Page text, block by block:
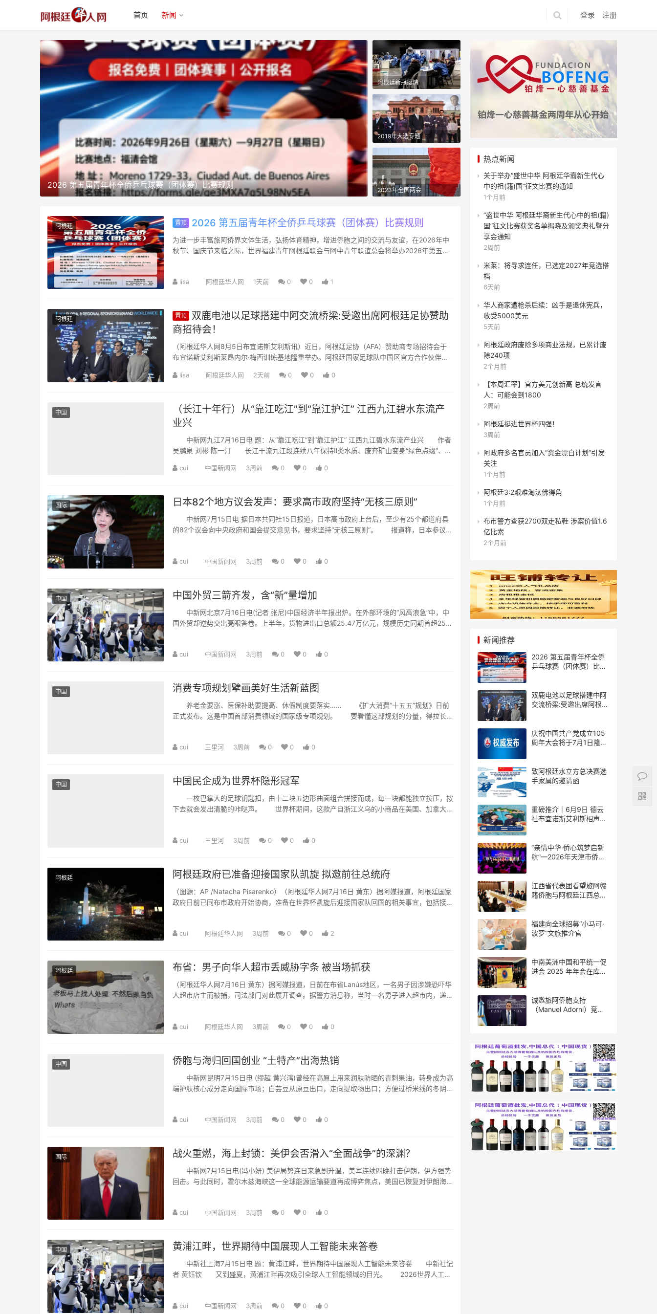
登录 注册
首页 新闻
2026 第五届青年杯全侨乒乓球赛（团体赛）比赛规则 双鹿电池以足球搭建中阿交流桥梁:受邀出席阿根廷足协赞助商招待会！
阿根廷新冠疫情
2019年大选专题
2023年全国两会
阿根廷 置顶 2026 第五届青年杯全侨乒乓球赛（团体赛）比赛规则
为进一步丰富旅阿侨界文体生活，弘扬体育精神，增进侨胞之间的交流与友谊，在2026年中
秋节、国庆节来临之际，世界福建青年阿根廷联会与阿中青年联谊总会将举办2026年第五届
lisa 阿根廷华人网 1天前 0 0 1
阿根廷 置顶 双鹿电池以足球搭建中阿交流桥梁:受邀出席阿根廷足协赞助
商招待会！
（阿根廷华人网8月5日布宜诺斯艾利斯讯）近日，阿根廷足协（AFA）赞助商专场招待会于
布宜诺斯艾利斯莱昂内尔·梅西训练基地隆重举办。阿根廷国家足球队中国区官方合作伙伴双
lisa 阿根廷华人网 2天前 0 0 0
中国
（长江十年行）从“靠江吃江”到“靠江护江” 江西九江碧水东流产
业兴
中新网九江7月16日电 题：从“靠江吃江”到“靠江护江” 江西九江碧水东流产业兴 作者
吴鹏泉 刘彬 陈一汀 长江干流九江段连续八年保持Ⅱ类水质、废弃矿山变身“绿色点缀”、绿
cui 中国新闻网 3周前 0 0 0
国际 日本82个地方议会发声：要求高市政府坚持“无核三原则”
中新网7月15日电 据日本共同社15日报道，日本高市政府上台后，至少有25个都道府县
的82个议会向中央政府和国会提交意见书，要求坚持“无核三原则”。 报道称，日本参议院
cui 中国新闻网 3周前 0 0 0
中国 中国外贸三箭齐发，含“新”量增加
中新网北京7月16日电(记者 张尼)中国经济半年报出炉。在外部环境的“风高浪急”中，中
国外贸却逆势交出亮眼答卷。上半年，货物进出口总额25.47万亿元，规模历史同期首超25万
cui 中国新闻网 3周前 0 0 0
中国 消费专项规划擘画美好生活新蓝图
养老金要涨、医保补助要提高、休假制度要落实…… 《扩大消费“十五五”规划》日前
正式发布。这是中国首部消费领域的国家级专项规划。 要看懂这部规划的分量，得拉长视
cui 三里河 3周前 0 0 0
中国 中国民企成为世界杯隐形冠军
一枚巴掌大的足球钥匙扣，由十二块五边形曲面组合拼接而成，每一块都能独立按压，按
下去就会发出清脆的咔哒声。 世界杯期间，这款产自浙江义乌的小商品在美国、加拿大、
cui 三里河 3周前 0 0 0
阿根廷 阿根廷政府已准备迎接国家队凯旋 拟邀前往总统府
（图源：AP /Natacha Pisarenko）（阿根廷华人网7月16日 黄东）据阿媒报道，阿根廷国家
政府日前已同布市政府开始协商，准备在世界杯凯旋后迎接国家队回国的相关事宜，包括接
cui 阿根廷华人网 3周前 0 0 2
阿根廷 布省：男子向华人超市丢威胁字条 被当场抓获
（阿根廷华人网7月16日 黄东）据阿媒报道，日前在布省Lanús地区，一名男子因涉嫌恐吓华
人超市店主而被捕，司法部门对此展开调查。据警方消息称，当时一名男子进入超市内，递给
cui 阿根廷华人网 3周前 0 0 0
中国 侨胞与海归回国创业 “土特产”出海热销
中新网昆明7月15日电 (缪超 黄兴鸿)曾经在高原上用来润肤防晒的青刺果油，转身成为高
端护肤核心成分走向国际市场；白芸豆从原豆出口，走向提取物出口；方便过桥米线的冬阴功
cui 中国新闻网 3周前 0 0 0
国际 战火重燃，海上封锁：美伊会否滑入“全面战争”的深渊？
中新网7月15日电(冯小妍) 美伊局势连日来急剧升温，美军连续四晚打击伊朗，伊方强势
回击。与此同时，霍尔木兹海峡这一全球能源运输要道再成博弈焦点，美国已恢复对伊朗海上
cui 中国新闻网 3周前 0 0 0
中国 黄浦江畔，世界期待中国展现人工智能未来答卷
中新社上海7月15日电 题：黄浦江畔，世界期待中国展现人工智能未来答卷 中新社记
者 黄钰钦 又到盛夏，黄浦江畔再次吸引全球人工智能领域的目光。 2026世界人工智
cui 中国新闻网 3周前 0 0 0
热点新闻
关于举办“盛世中华 阿根廷华裔新生代心
中的祖(籍)国”征文比赛的通知
1个月前
“盛世中华 阿根廷华裔新生代心中的祖(籍)
国”征文比赛获奖名单揭晓及颁奖典礼暨分
享会通知
2周前
米莱：将寻求连任，已选定2027年竞选搭
档
6天前
华人商家遭枪杀后续：凶手是退休宪兵，
收受5000美元
5天前
阿根廷政府废除多项商业法规，已累计废
除240项
2个月前
【本周汇率】官方美元创新高 总统发言
人：可能会到1800
2周前
阿根廷挺进世界杯四强！
3周前
阿政府多名官员加入“资金漂白计划”引发
关注
1个月前
阿根廷3:2艰难淘汰佛得角
1个月前
布市警方查获2700双走私鞋 涉案价值1.6
亿比索
2个月前
新闻推荐
2026 第五届青年杯全侨
乒乓球赛（团体赛）比赛
双鹿电池以足球搭建中阿
交流桥梁:受邀出席阿根廷
庆祝中国共产党成立105
周年大会将于7月1日隆重
致阿根廷水立方总决赛选
手家属的邀请函
重磅推介｜6月9日 德云
社布宜诺斯艾利斯相声专
结！
“亲情中华·侨心筑梦启新
航”—2026年天津市侨界
江西省代表团看望旅阿赣
籍侨胞与阿根廷江西总商
福建向全球招募“小马可·
波罗”文旅推介官
中南美洲中国和平统一促
进会 2025 年年会在库拉
诚邀旅阿侨胞支持
（Manuel Adorni）竞选